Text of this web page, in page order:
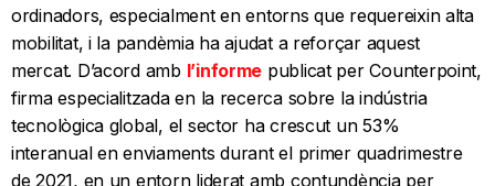
ordinadors, especialment en entorns que requereixin alta
mobilitat, i la pandèmia ha ajudat a reforçar aquest
mercat. D’acord amb l’informe publicat per Counterpoint,
firma especialitzada en la recerca sobre la indústria
tecnològica global, el sector ha crescut un 53%
interanual en enviaments durant el primer quadrimestre
de 2021, en un entorn liderat amb contundència per